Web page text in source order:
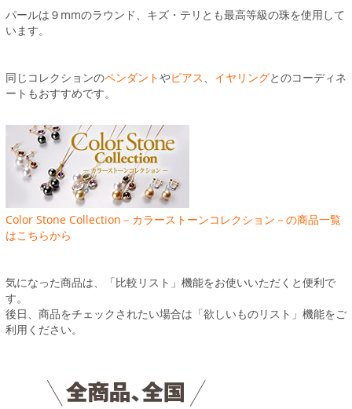
パールは９mmのラウンド、キズ・テリとも最高等級の珠を使用して
います。
同じコレクションのペンダントやピアス、 イヤリングとのコーディネ
ートもおすすめです。
Color Stone Collection－カラーストーンコレクション－の商品一覧
はこちらから
気になった商品は、「比較リスト」機能をお使いいただくと便利で
す。
後日、商品をチェックされたい場合は「欲しいものリスト」機能をご
利用ください。